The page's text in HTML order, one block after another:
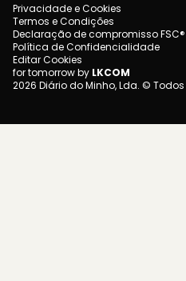
Privacidade e Cookies
Termos e Condições
Declaração de compromisso FSC®
Política de Confidencialidade
Editar Cookies
for tomorrow by LKCOM
2026 Diário do Minho, Lda. ©